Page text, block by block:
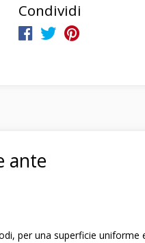
Condividi
ante
per una superficie uniforme